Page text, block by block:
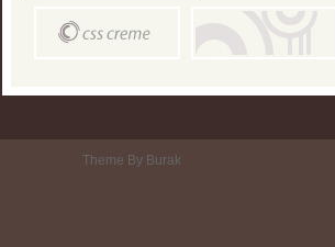
Theme By Burak